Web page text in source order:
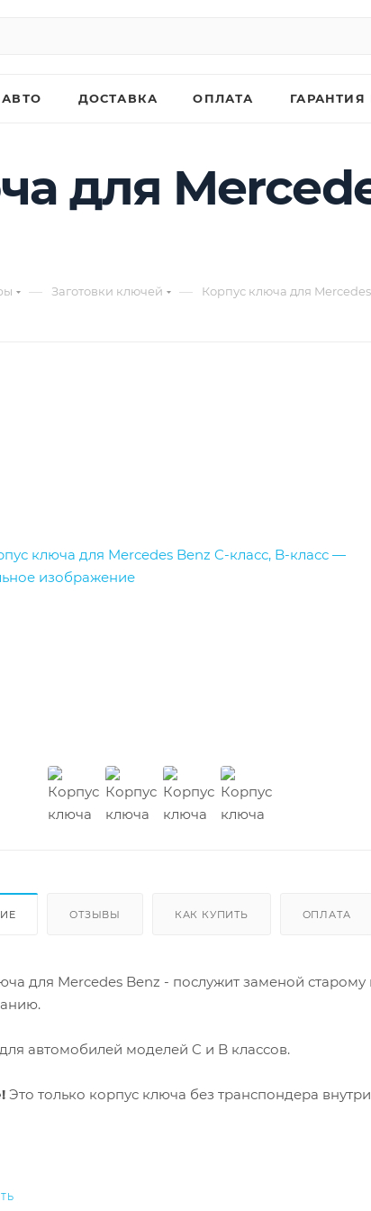
ДОСТАВКА ОПЛАТА ГАРАНТИЯ
для
— Заготовки ключей — Корпус ключа для
ОТЗЫВЫ КАК КУПИТЬ ОПЛАТА
для Mercedes Benz - послужит заменой
автомобилей моделей C и B классов.
Это только корпус ключа без транспондера